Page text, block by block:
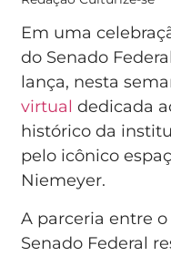
Em uma
do Senado
lança, nesta
virtualdedicada
histórico da
pelo icônico
Niemeyer.
A parceria entre
Senado Federal